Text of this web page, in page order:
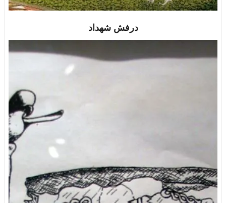
درفش شهداد